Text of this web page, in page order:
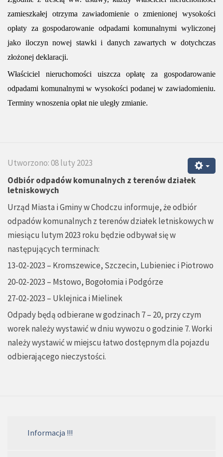
zamieszkałej otrzyma zawiadomienie o zmienionej wysokości
opłaty za gospodarowanie odpadami komunalnymi wyliczonej
jako iloczyn nowej stawki i danych zawartych w dotychczas
złożonej deklaracji.
Właściciel nieruchomości uiszcza opłatę za gospodarowanie
odpadami komunalnymi w wysokości podanej w zawiadomieniu.
Terminy wnoszenia opłat nie uległy zmianie.
Utworzono: 08 luty 2023
Odbiór odpadów komunalnych z terenów działek
letniskowych
Urząd Miasta i Gminy w Chodczu informuje, że odbiór
odpadów komunalnych z terenów działek letniskowych w
miesiącu lutym 2023 roku będzie odbywał się w
następujących terminach:
13-02-2023 – Kromszewice, Szczecin, Lubieniec i Piotrowo
20-02-2023 – Mstowo, Bogołomia i Podgórze
27-02-2023 – Uklejnica i Mielinek
Odpady będą odbierane w godzinach 7 – 20, przy czym
worek należy wystawić w dniu wywozu o godzinie 7. Worki
należy wystawić w miejscu łatwo dostępnym dla pojazdu
odbierającego nieczystości.
Informacja !!!